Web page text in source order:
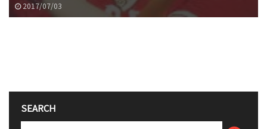
2017/07/03
SEARCH